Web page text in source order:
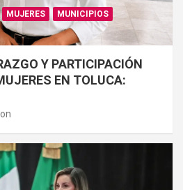
MUJERES
MUNICIPIOS
Y PARTICIPACIÓN
EN TOLUCA: